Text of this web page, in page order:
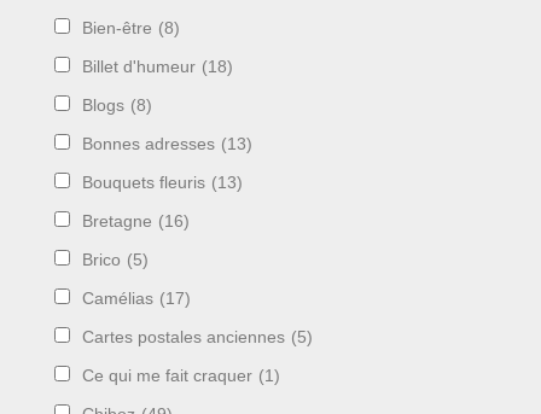
Bien-être (8)
Billet d'humeur (18)
Blogs (8)
Bonnes adresses (13)
Bouquets fleuris (13)
Bretagne (16)
Brico (5)
Camélias (17)
Cartes postales anciennes (5)
Ce qui me fait craquer (1)